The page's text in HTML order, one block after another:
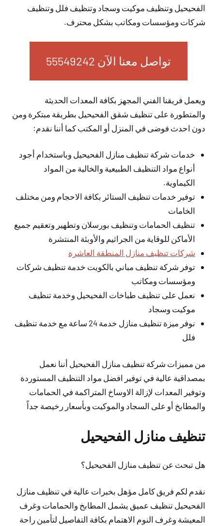
الفحيحيل وتنظيف موكيت وسجاد وتنظيف فلل وتنظيف
شركات ومؤسسات ومكاتب بشكل محترف.
تواصل معنا الآن 55549242
ويعمل فريقنا الفني المجهز بكافة المعدات الحديثة
والمتطورة على تنظيف شقق الفحيحيل بطريقة مبتكرة ومن
دون احدث فوضى في المنزل أو المكتب كما أننا نقدم:
خدمات شركة تنظيف منازل الفحيحيل وباستخدام أجود
أنواع مواد التنظيف الطبيعية والخالية من المواد
الكيماوية.
توفير خدمات تنظيف الستائر بكافة الاحجام ومن مختلف
الخامات
تنظيف الحمامات وتنظيف بورسلان وتطهير وتعقيم جميع
الأماكن للوقاية من الجراثيم والأوبئة المنتشرة
شركات تنظيف منازل المنطقة العاشرة
توفر شركة تنظيف مباني بالكويت خدمة تنظيف شركات
ومؤسسات ومكاتب
نعمل على تنظيف طباخات الفحيحيل وخدمة تنظيف
موكيت وسجاد
نوفر ميزة تنظيف منازل خدمة 24 ساعة مع خدمة تنظيف
فلل
من مميزات شركة تنظيف منازل الفحيحيل أننا نعمل
بمصداقية عالية في توفير افضل مواد التنظيف المستوردة
وتوفير المعدات لإزالة الاوساخ المتراكمة في الحمامات
والمطابخ أو على السجاد والموكيت وبأسعار رخيصة جداً
تنظيف منازل الفحيحيل
هل تبحث عن تنظيف منازل الفحيحيل؟
نقدم لكم فريق كامل مؤهل بخبرات عالية في تنظيف منازل
الفحيحيل تنظيف عميق يشمل المطابخ والحمامات وغرف
المعيشة وغرف النوم الاهتمام بكافة التفاصيل لتأمين راحة